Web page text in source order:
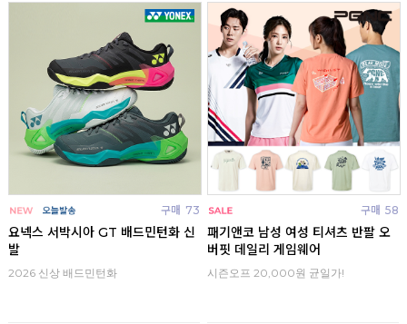
구매 73
요넥스 서박시아 GT 배드민턴화 신
발
2026 신상 배드민턴화
구매 58
패기앤코 남성 여성 티셔츠 반팔 오
버핏 데일리 게임웨어
시즌오프 20,000원 균일가!